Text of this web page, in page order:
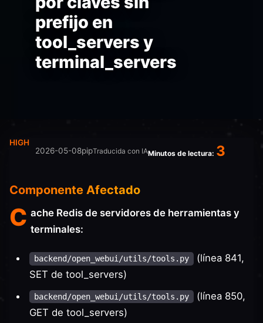
prefijo en
tool_servers y
terminal_servers
HIGH
2026-05-08pipTraducida con IAMinutos de lectura: 3
Componente Afectado
C ache Redis de servidores de herramientas y
terminales:
backend/open_webui/utils/tools.py
(línea 841,
SET de tool_servers)
backend/open_webui/utils/tools.py (línea 850,
GET de tool_servers)